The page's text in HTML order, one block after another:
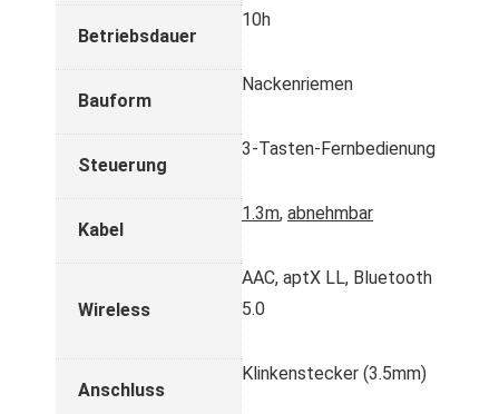
Betriebsdauer
10h
Bauform
Nackenriemen
Steuerung
3-Tasten-Fernbedienung
Kabel
1.3m, abnehmbar
Wireless
AAC, aptX LL, Bluetooth
5.0
Anschluss
Klinkenstecker (3.5mm)